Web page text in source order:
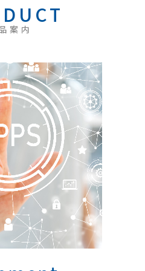
案内